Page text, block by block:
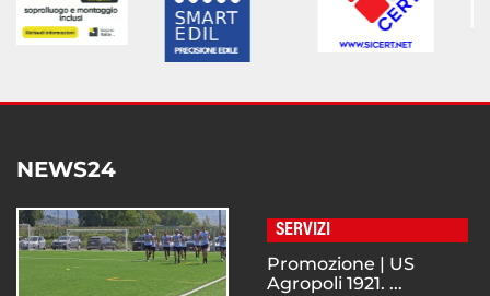
NEWS24
SERVIZI
Promozione | US
Agropoli 1921. ...